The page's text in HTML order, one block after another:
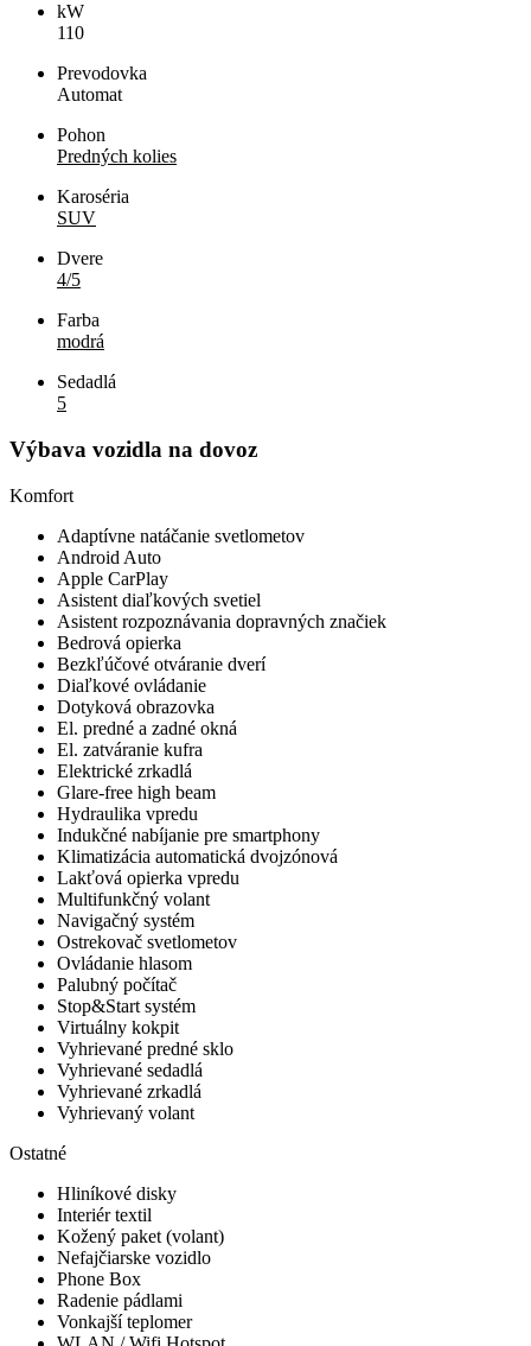
kW
110
Prevodovka
Automat
Pohon
Predných kolies
Karoséria
SUV
Dvere
4/5
Farba
modrá
Sedadlá
5
Výbava vozidla na dovoz
Komfort
Adaptívne natáčanie svetlometov
Android Auto
Apple CarPlay
Asistent diaľkových svetiel
Asistent rozpoznávania dopravných značiek
Bedrová opierka
Bezkľúčové otváranie dverí
Diaľkové ovládanie
Dotyková obrazovka
El. predné a zadné okná
El. zatváranie kufra
Elektrické zrkadlá
Glare-free high beam
Hydraulika vpredu
Indukčné nabíjanie pre smartphony
Klimatizácia automatická dvojzónová
Lakťová opierka vpredu
Multifunkčný volant
Navigačný systém
Ostrekovač svetlometov
Ovládanie hlasom
Palubný počítač
Stop&Start systém
Virtuálny kokpit
Vyhrievané predné sklo
Vyhrievané sedadlá
Vyhrievané zrkadlá
Vyhrievaný volant
Ostatné
Hliníkové disky
Interiér textil
Kožený paket (volant)
Nefajčiarske vozidlo
Phone Box
Radenie pádlami
Vonkajší teplomer